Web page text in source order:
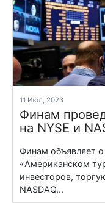
11 Июл, 2023
Финам
на NYSE и
Финам объявляет о
«Американском
инвесторов,
NASDAQ...